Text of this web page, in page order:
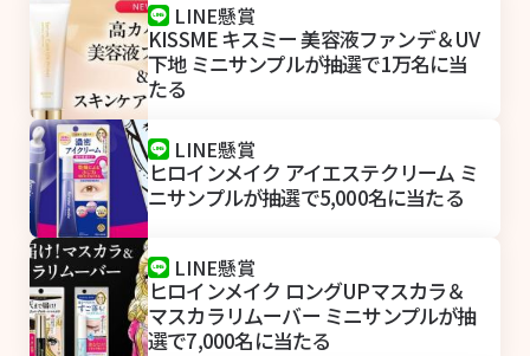
LINE懸賞
KISSME キスミー 美容液ファンデ＆UV
下地 ミニサンプルが抽選で1万名に当
たる
LINE懸賞
ヒロインメイク アイエステクリーム ミ
ニサンプルが抽選で5,000名に当たる
LINE懸賞
ヒロインメイク ロングUPマスカラ＆
マスカラリムーバー ミニサンプルが抽
選で7,000名に当たる